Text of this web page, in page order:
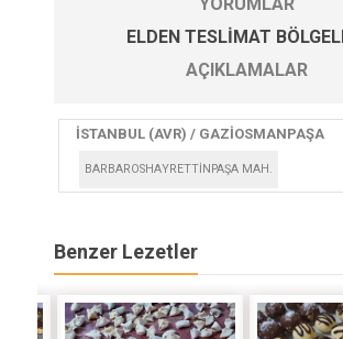
ELDEN TESLIMAT
AÇIKLAMALAR
İSTANBUL (AVR) / GAZİOSMANPAŞA
BARBAROSHAYRETTİNPAŞA MAH.
Benzer Lezetler